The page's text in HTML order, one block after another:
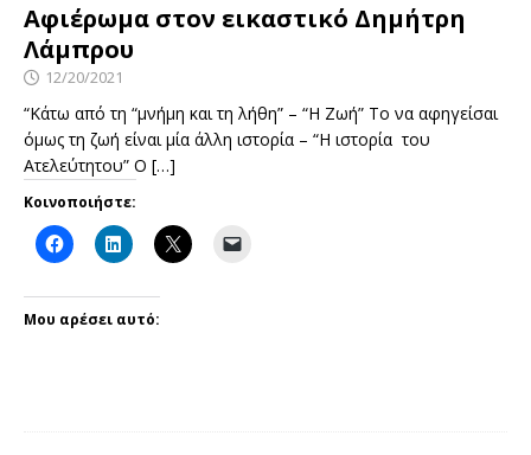
Αφιέρωμα στον εικαστικό Δημήτρη
Λάμπρου
12/20/2021
“Κάτω από τη “μνήμη και τη λήθη” – “Η Ζωή” Το να αφηγείσαι
όμως τη ζωή είναι μία άλλη ιστορία – “Η ιστορία του
Ατελεύτητου” Ο […]
Κοινοποιήστε:
Μου αρέσει αυτό: